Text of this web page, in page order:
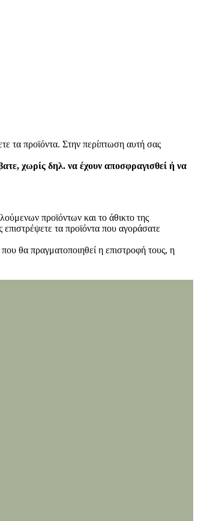
τα προϊόντα. Στην περίπτωση αυτή σας
χωρίς δηλ. να έχουν αποσφραγισθεί ή να
προϊόντων και το άθικτο της
τα προϊόντα που αγοράσατε
θα πραγματοποιηθεί η επιστροφή τους, η